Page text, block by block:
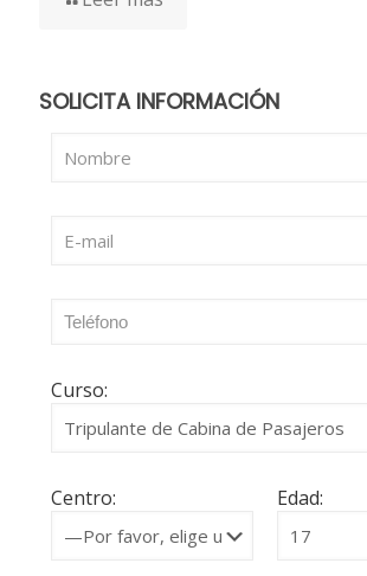
SOLICITA INFORMACIÓN
Curso:
Centro: Edad: